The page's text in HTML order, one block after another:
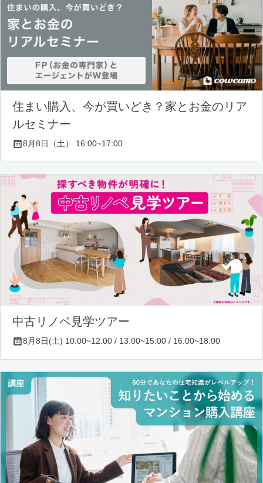
住まい購入、今が買いどき？家とお金のリア
ルセミナー
8月8日（土） 16:00~17:00
中古リノベ見学ツアー
8月8日(土) 10:00~12:00 / 13:00~15:00 / 16:00~18:00